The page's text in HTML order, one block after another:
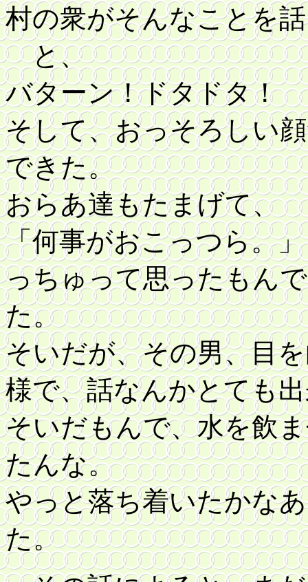
村の衆がそんなことを
と、
バターン！ドタドタ！
そして、おっそろしい
できた。
おらあ達もたまげて、
「何事がおこっつら。」
っちゅって思ったもん
た。
そいだが、その男、目
様で、話なんかとても
そいだもんで、水を飲
たんな。
やっと落ち着いたかな
た。